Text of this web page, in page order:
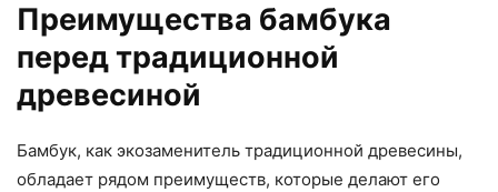
Преимущества бамбука
перед традиционной
древесиной
Бамбук, как экозаменитель традиционной древесины,
обладает рядом преимуществ, которые делают его